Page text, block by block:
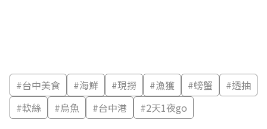
#台中美食 #海鮮 #現撈 #漁獲 #螃蟹 #透抽
#軟絲 #烏魚 #台中港 #2天1夜go